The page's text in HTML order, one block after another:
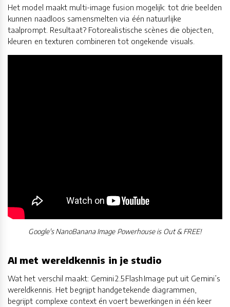
Het model maakt multi-image fusion mogelijk: tot drie beelden
kunnen naadloos samensmelten via één natuurlijke
taalprompt. Resultaat? Fotorealistische scènes die objecten,
kleuren en texturen combineren tot ongekende visuals.
Google's NanoBanana Image Powerhouse is Out & FREE!
AI met wereldkennis in je studio
Wat het verschil maakt: Gemini 2.5 Flash Image put uit Gemini’s
wereldkennis. Het begrijpt handgetekende diagrammen,
begrijpt complexe context én voert bewerkingen in één keer